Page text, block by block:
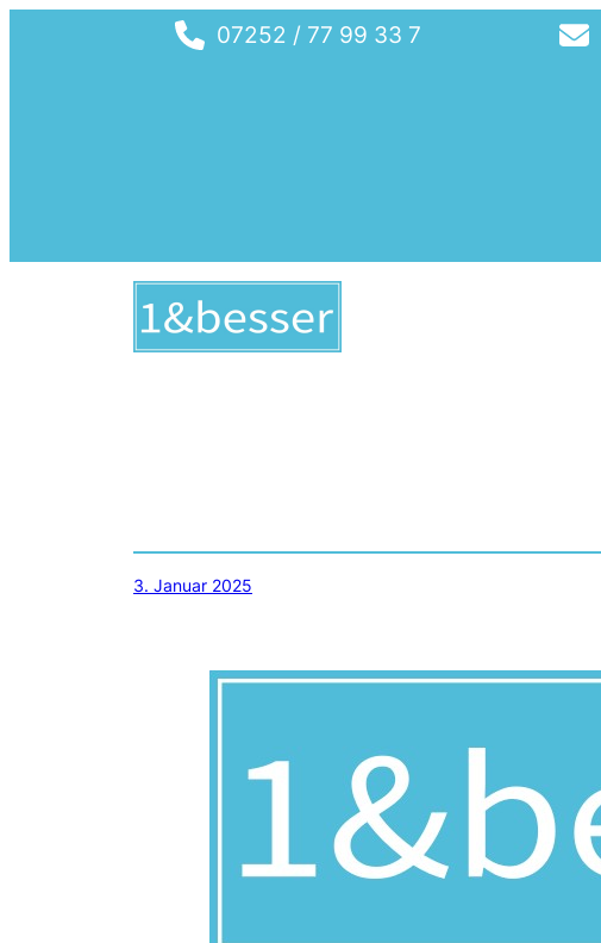
07252 / 77 99 33 7
3. Januar 2025